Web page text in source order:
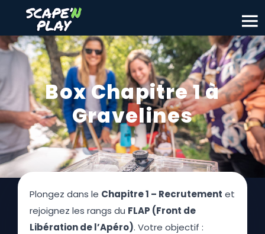
Box Chapitre 1 à
Gravelines
Plongez dans le Chapitre 1 – Recrutement et
rejoignez les rangs du FLAP (Front de
Libération de l’Apéro). Votre objectif :